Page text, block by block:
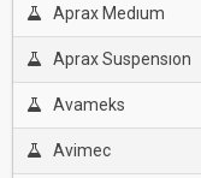
Aprax Medıum
Aprax Suspensıon
Avameks
Avimec